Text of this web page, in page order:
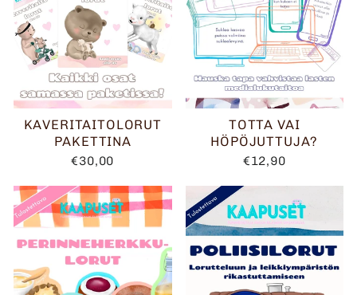
KAVERITAITOLORUT
PAKETTINA
€30,00
TOTTA VAI
HÖPÖJUTTUJA?
€12,90